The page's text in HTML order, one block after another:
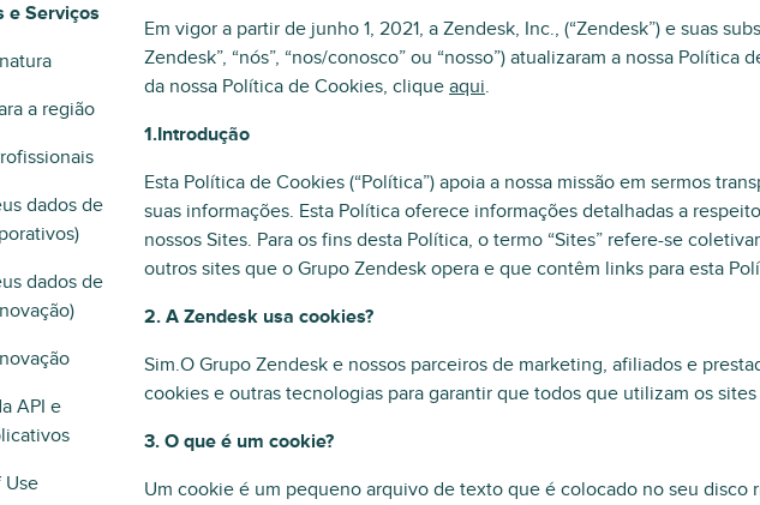
e Serviços
a região
dados de
dados de
API e
Use
Em vigor a partir de junho 1, 2021, a Zendesk, Inc., (“Zendesk”) e suas
Zendesk”, “nós”, “nos/conosco” ou “nosso”) atualizaram a nossa
da nossa Política de Cookies, clique aqui.
1.Introdução
Esta Política de Cookies (“Política”) apoia a nossa missão em sermos
suas informações. Esta Política oferece informações detalhadas a
nossos Sites. Para os fins desta Política, o termo “Sites” refere-se
outros sites que o Grupo Zendesk opera e que contêm links para esta
2. A Zendesk usa cookies?
Sim.O Grupo Zendesk e nossos parceiros de marketing, afiliados e
cookies e outras tecnologias para garantir que todos que utilizam os
3. O que é um cookie?
Um cookie é um pequeno arquivo de texto que é colocado no seu disco